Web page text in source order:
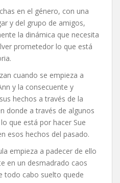
en el género, con una
y del grupo de amigos,
la dinámica que necesita
prometedor lo que está
cuando se empieza a
y la consecuente y
hechos a través de la
donde a través de algunos
que está por hacer Sue
esos hechos del pasado.
empieza a padecer de ello
en un desmadrado caos
todo cabo suelto quede